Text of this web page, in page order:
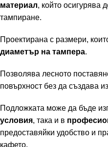
материал, който осигурява
тампиране.
Проектирана с размери,
диаметър на тампера.
Позволява лесното
повърхност без да създава
Подложката може да бъде
условия, така и в
предоставяйки удобство и
кафето.